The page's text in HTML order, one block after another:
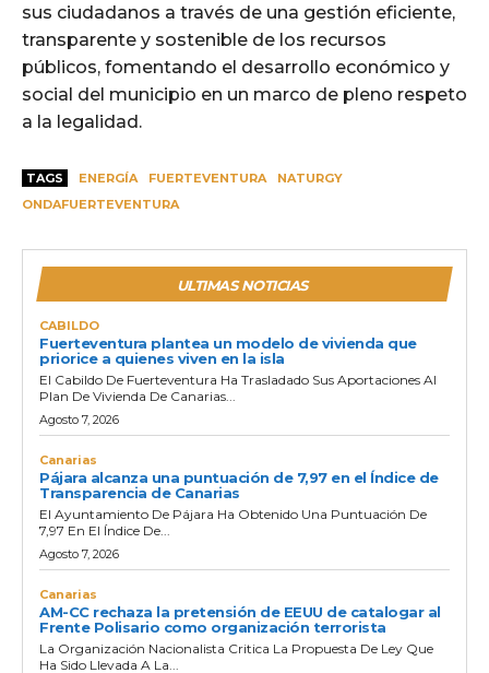
sus ciudadanos a través de una gestión eficiente,
transparente y sostenible de los recursos
públicos, fomentando el desarrollo económico y
social del municipio en un marco de pleno respeto
a la legalidad.
TAGS ENERGÍA FUERTEVENTURA
NATURGY
ONDAFUERTEVENTURA
ULTIMAS NOTICIAS
CABILDO
Fuerteventura plantea un modelo de vivienda que
priorice a quienes viven en la isla
El Cabildo De Fuerteventura Ha Trasladado Sus Aportaciones Al
Plan De Vivienda De Canarias...
Agosto 7, 2026
Canarias
Pájara alcanza una puntuación de 7,97 en el Índice de
Transparencia de Canarias
El Ayuntamiento De Pájara Ha Obtenido Una Puntuación De
7,97 En El Índice De...
Agosto 7, 2026
Canarias
AM-CC rechaza la pretensión de EEUU de catalogar al
Frente Polisario como organización terrorista
La Organización Nacionalista Critica La Propuesta De Ley Que
Ha Sido Llevada A La...